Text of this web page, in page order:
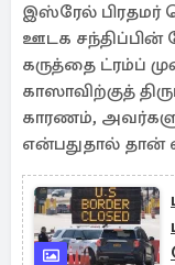
இஸ்ரேல்
ஊடக சந்திப்பின்
கருத்தை ட்ரம்ப்
காஸாவிற்குத்
காரணம்,
என்பதுதால் தான்